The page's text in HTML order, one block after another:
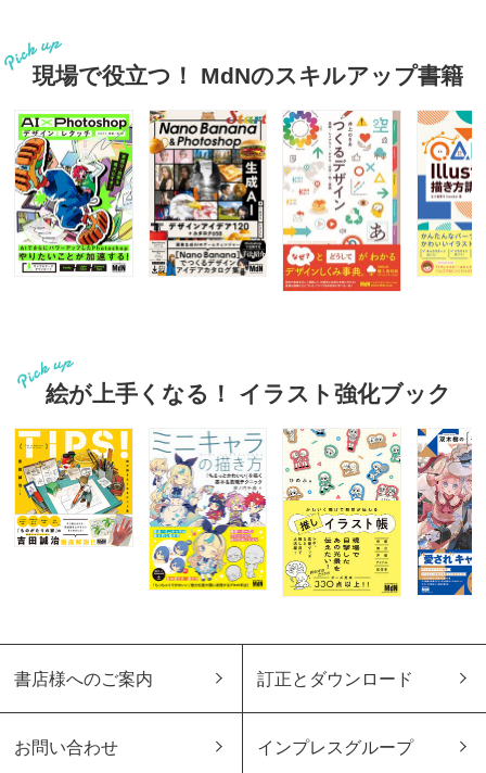
現場で役立つ！ MdNのスキルアップ書籍
絵が上手くなる！ イラスト強化ブック
書店様へのご案内 訂正とダウンロード
お問い合わせ インプレスグループ